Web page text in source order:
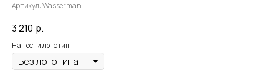
Артикул:Wasserman
3 210 р.
Нанести логотип